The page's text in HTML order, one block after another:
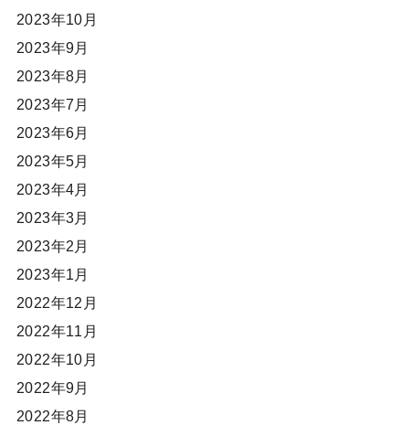
2023年10月
2023年9月
2023年8月
2023年7月
2023年6月
2023年5月
2023年4月
2023年3月
2023年2月
2023年1月
2022年12月
2022年11月
2022年10月
2022年9月
2022年8月